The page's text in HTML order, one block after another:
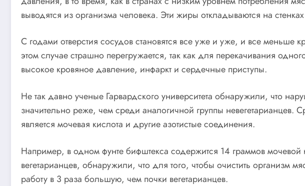
выводятся из организма человека. Эти жиры откладываются на
С годами отверстия сосудов становятся все уже и уже, и все меньше
этом случае страшно перегружается, так как для перекачивания
высокое кровяное давление, инфаркт и сердечные приступы.
Не так давно ученые Гарвардского университета обнаружили, что
значительно реже, чем среди аналогичной группы
является мочевая кислота и другие азотистые соединения.
Например, в одном фунте бифштекса содержится 14 граммов
вегетарианцев, обнаружили, что для того, чтобы очистить
работу в 3 раза большую, чем почки вегетарианцев.